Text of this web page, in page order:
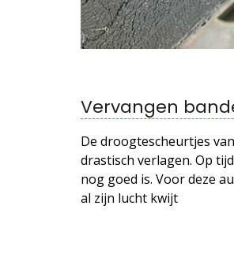
Vervangen
De droogtescheurtjes
drastisch verlagen. Op
nog goed is. Voor deze
al zijn lucht kwijt